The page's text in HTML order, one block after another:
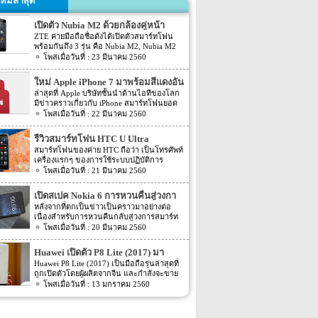
เปิดตัว Nubia M2 ด้วยกล้องคู่หน้า
ZTE ค่ายมือถือชื่อดังได้เปิดตัวสมาร์ทโฟน
พร้อมกันถึง 3 รุ่น คือ Nubia M2, Nubia M2
Lite และ Nubia N2 ซึ่งแต่ละรุ่นก็มีความน่า
นี้เราจะมารีวิวให้ท่านได้รู้จักกับ Nubia M2
ที่มีจุดขายตรงกล้องหน้าที่มาเป็นคู่ นอกจาก
กล้องหน้าที่มาเป็นคู่แล้วยังมีส่วนอื่นๆ ที่น่า
สนใจอีก Nubia M2 ใช้กล้องหน้าแบบคู่ที่มี
ความละเอียดสูงถึง 13MP มีรูรับแสง f 2.2
กล้องหน้าสำหรับการเซลฟี่มีความละเอียด
16MP พร้อมกับรูรับแสง f/2.0 กล้องหน้า
สามารถจับภาพได้กว้างถึง 80 องศา นั้นจะ
ทำให้การถ่ายรูปเซลฟี่ได้กว้างมากยิ่งขึ้น
หน้าจอเป็นแบบ AMOLED มีความละเอียดสูง
ถึง 1080p ขนาด 5.5 นิ้ว ระบบประมวลผล
การทำงานจะเป็นชิปเซ็ต Snapdragon 625
เป็นชิปประมวลผลของ Qualcomm ใช้ RAM
4GB หน่วยความจำมีให้เลือกอยู่ 2 ขนาด คือ
[…]
23 มีนาคม 2560
ใหม่ Apple iPhone 7 มาพร้อมสีแดงอัน
ร้อนแรง
ล่าสุดที่ Apple บริษัทชั้นนำด้านไอทีของโลก
มีข่าวคราวเกี่ยวกับ iPhone สมาร์ทโฟนยอด
ฮิตในประเทศไทยและทั่วโลก และในช่วงที่
อาจจะพลาดโอกาสได้สัมผัสเทคโนโลยีอัน
ทันสมัยในคราวนั้น แต่ก็ถือว่า เป็นความโชค
ดีที่คุณกำลังจะได้สัมผัสกับ iPhone 7 ที่มา
พร้อมการออกแบบสีของบอดี้ด้วยสีแดงอัน
ร้อนแรง เร้าใจแบบสุดๆ ทำให้สาวกของ
Apple กระเป๋าสั่นกันเลยทีเดียว การออกแบบ
iPhone 7 สีแดง ได้แรงบันดาลใจมาจากการ
กุศลของ iGadget ซึ่งปกติแล้ว การปรับแต่ง
Apple จะให้บริษัทข้างนอกช่วยในการปรับ
แต่งให้ แต่บอดี้นี้สีนี้ Apple ลงแรงปรับแต่งเอง
สีแดงอันร้อนแรง Apple จะจับความร้อนแรง
ลงไปใน iPhone 7 และ iPhone 7 Plus ทาง
บริษัท Apple ได้กำหนดวันจำหน่ายในวันศุกร์
ที่ 24 มีนาคม 2560 ที่จะถึงนี้ เวลาในการเปิด
ขายเป็นเวลาช่วงเช้าประมาณ 8.01 น. (เป็น
เวลาในฝั่งประเทศแถบแปซิฟิก) การเปิดตัว
22 มีนาคม 2560
รีวิวสมาร์ทโฟน HTC U Ultra
สมาร์ทโฟนของค่าย HTC ถือว่า เป็นโทรศัพท์
เครื่องแรกๆ ของการใช้ระบบปฏิบัติการ
Android หลายคนน่าจะจำได้ ในช่วงนั้นมี
Bird ที่ฮิตกันทั่วบ้านทั่วเมือง สมาร์ทโฟนหนึ่ง
ในที่สามารถเล่นเกมส์ Angry Bird นี้ได้ ก็คือ
สมาร์ทโฟนจากค่าย HTC หลังจากนั้น HTC
ก็ได้มีการพัฒนาสมาร์ทโฟนขึ้นมาอีก
มากมาย ล่าสุดได้เตรียมปล่อยรุ่นใหม่ อย่าง
HTC U Ultra HTC U Ultra มาพร้อมกับหน้า
จอ Super LCD5 มีขนาด 5.7 นิ้ว หน้าจอเป็น
แบบ Gorilla Glass 5 ซึ่งเป็นหน้าจอใหม่ที่
สามารถป้องกันรอยขีดข่วนได้ ความละเอียด
ของภาพสูงถึง 1,040 X 2,560 พิกเซล
(513ppi) ใช้ชิปประมวลผล Snapdragon 820
ที่มีความเร็วให้เลือกถึง 2 แบบ คือ 2.15GHz
21 มีนาคม 2560
เปิดสเปค Nokia 6 การหวนคืนสู่วงกา
รสมาร์ทโฟน
หลังจากที่ตกเป็นข่าวเป็นคราวมาอย่างต่อ
เนื่องสำหรับการหวนคืนกลับสู่วงการสมาร์ท
โฟน อย่างสมาร์ทโฟนในแบรนด์ Nokia ครั้ง
เอาสมาร์ทโฟนรุ่นนี้ไปทดสอบในห้องปฏิบัติ
การ Nokia 6 เปิดตัวรุ่นแรกภายใต้ชื่อรุ่น TA-
1000 ซึ่งจะมีความน่าสนใจทั้งในเรื่องของ
ซอฟต์แวร์และวัสดุอุปกรณ์ที่นำมาผลิตต่างๆ
Nokia 6 ไม่ได้เป็นสมาร์ทโฟนระดับสูง แต่จะ
เป็นสมาร์ทโฟนราคากลางๆ ที่เตรียมตัวจะมา
20 มีนาคม 2560
Huawei เปิดตัว P8 Lite (2017) มา
พร้อมหน้าจอ 1080p ชิพเซ็ท Kirin
655
Huawei P8 Lite (2017) เป็นมือถือรุ่นล่าสุดที่
ถูกเปิดตัวโดยผู้ผลิตจากจีน และกำลังจะขาย
ในตลาดยุโรปบางประเทศในเร็วๆ นี้ แต่การ
13 มกราคม 2560